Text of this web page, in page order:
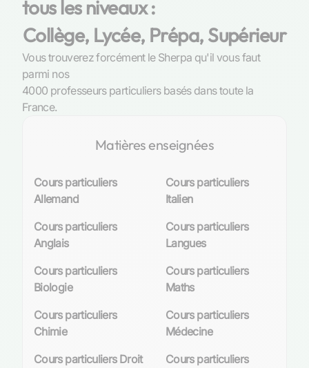
tous les niveaux :
Collège, Lycée, Prépa, Supérieur
Vous trouverez forcément le Sherpa qu'il vous faut
parmi nos
4000 professeurs particuliers basés dans toute la
France.
Matières enseignées
Cours particuliers
Allemand
Cours particuliers
Anglais
Cours particuliers
Biologie
Cours particuliers
Chimie
Cours particuliers Droit
Cours particuliers
Italien
Cours particuliers
Langues
Cours particuliers
Maths
Cours particuliers
Médecine
Cours particuliers